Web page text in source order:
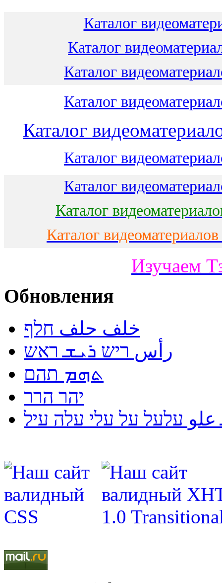
Каталог
Каталог
Каталог
Каталог
Каталог
Каталог
Каталог
Каталог
Каталог
Изучаем
Обновления
خلف حلف חלף
رأس ריש ܪܝܫ ראש
ܬܗܡ תהם
יהר הרר
עלעל על עלי עלה עיל